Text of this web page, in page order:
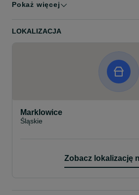
Typ noclegu
gości
Pokaż więcej
LOKALIZACJA
Marklowice
Śląskie
Zobacz lokalizację